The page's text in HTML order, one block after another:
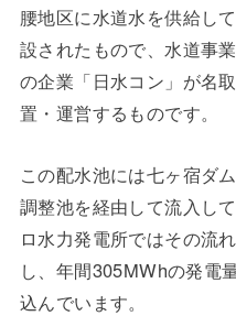
腰地区に水道水を供給し
設されたもので、水道事
の企業「日水コン」が名
置・運営するものです。
この配水池には七ヶ宿ダ
調整池を経由して流入し
ロ水力発電所ではその流
し、年間305MWhの発電
込んでいます。